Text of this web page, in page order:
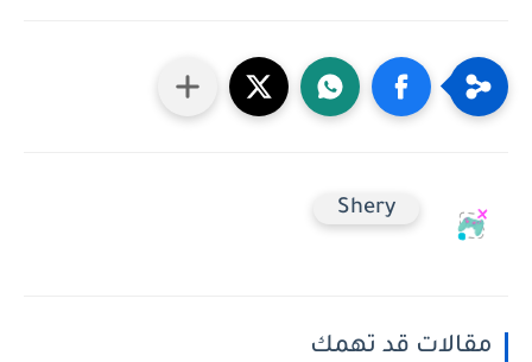
Shery
مقالات قد تهمك